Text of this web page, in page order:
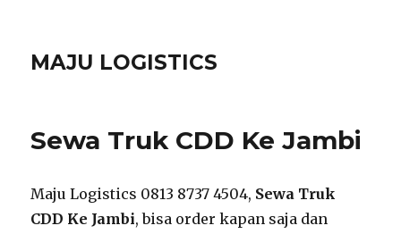
MAJU LOGISTICS
Sewa Truk CDD Ke Jambi
Maju Logistics 0813 8737 4504, Sewa Truk
CDD Ke Jambi, bisa order kapan saja dan